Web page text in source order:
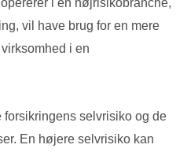
i en højrisikobranche,
vil have brug for en mere
i en
selvrisiko og de
En højere selvrisiko kan